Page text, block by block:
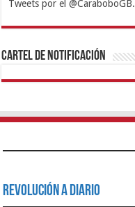
Tweets por el @CaraboboGB.
1xbetBetturkeyBetistKralbet
https://mvbcasino.com/
Cartel de Notificación
Revolución a Diario